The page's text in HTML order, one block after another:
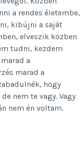
a rendes életembe,
kibújni a saját
elveszik közben
tudni, kezdem
a
marad a
hogy
nem te vagy. Vagy
nem én voltam.